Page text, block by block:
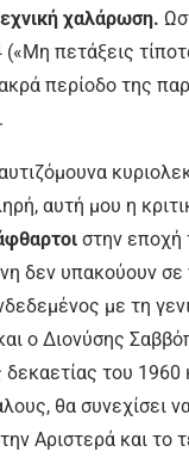
χαλάρωση.
πετάξεις
περίοδο της
αυτή μου η
στην εποχή
δεν υπακούουν
με τη
ο Διονύσης
του
θα συνεχίσει
Αριστερά και